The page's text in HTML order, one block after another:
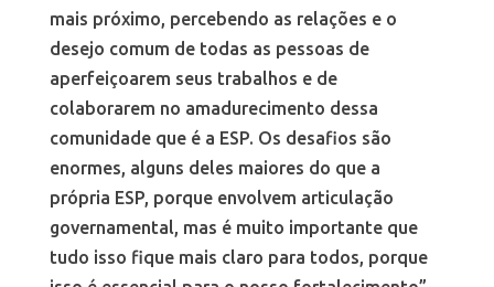
mais próximo, percebendo as relações e o
desejo comum de todas as pessoas de
aperfeiçoarem seus trabalhos e de
colaborarem no amadurecimento dessa
comunidade que é a ESP. Os desafios são
enormes, alguns deles maiores do que a
própria ESP, porque envolvem articulação
governamental, mas é muito importante que
tudo isso fique mais claro para todos, porque